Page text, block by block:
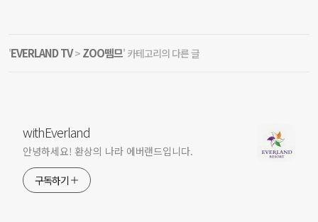
'EVERLAND TV> ZOO뗌므' 카테고리의 다른 글
withEverland
안녕하세요! 환상의 나라 에버랜드입니다.
구독하기